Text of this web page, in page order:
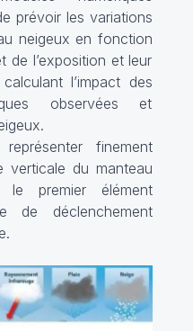
prévoir les variations
neigeux en fonction
de l’exposition et leur
l’impact des
observées et
finement
verticale du manteau
le premier élément
de déclenchement